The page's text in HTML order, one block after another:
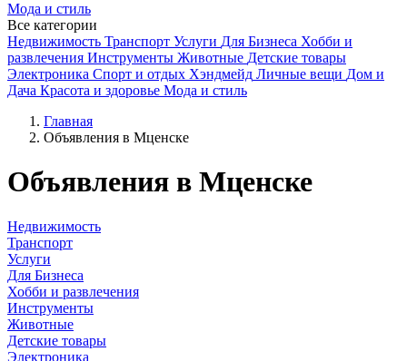
Мода и стиль
Все категории
Недвижимость Транспорт Услуги Для Бизнеса Хобби и
развлечения Инструменты Животные Детские товары
Электроника Спорт и отдых Хэндмейд Личные вещи Дом и
Дача Красота и здоровье Мода и стиль
Главная
Объявления в Мценске
Объявления в Мценске
Недвижимость
Транспорт
Услуги
Для Бизнеса
Хобби и развлечения
Инструменты
Животные
Детские товары
Электроника